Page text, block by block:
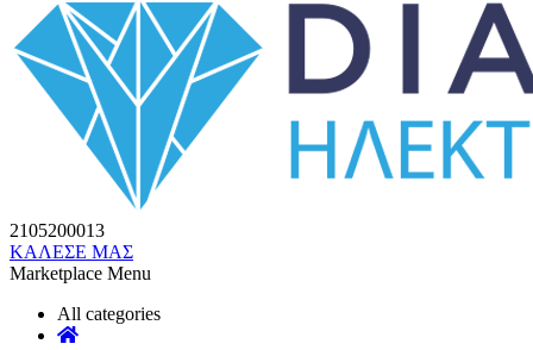
2105200013
ΚΑΛΕΣΕ ΜΑΣ
Marketplace Menu
All categories